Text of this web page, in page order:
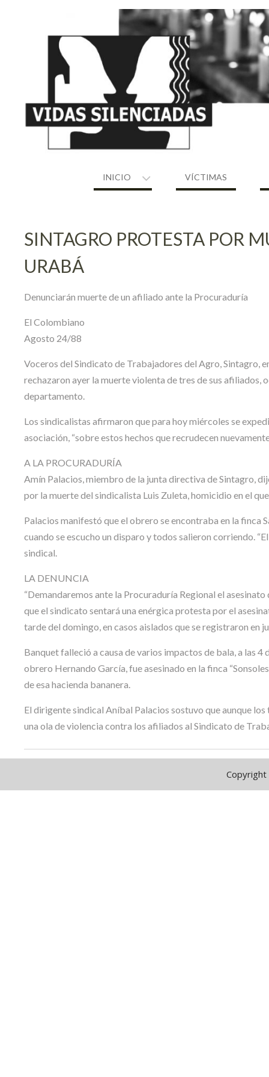
INICIO VÍCTIMAS
SINTAGRO PROTESTA POR
URABÁ
Denunciarán muerte de un afiliado ante la Procuraduría
El Colombiano
Agosto 24/88
Voceros del Sindicato de Trabajadores del Agro, Sintagro,
rechazaron ayer la muerte violenta de tres de sus afiliados,
departamento.
Los sindicalistas afirmaron que para hoy miércoles se
asociación, “sobre estos hechos que recrudecen
A LA PROCURADURÍA
Amín Palacios, miembro de la junta directiva de Sintagro,
por la muerte del sindicalista Luis Zuleta, homicidio en el
Palacios manifestó que el obrero se encontraba en la finca
cuando se escucho un disparo y todos salieron corriendo.
sindical.
LA DENUNCIA
“Demandaremos ante la Procuraduría Regional el
que el sindicato sentará una enérgica protesta por el
tarde del domingo, en casos aislados que se registraron en
Banquet falleció a causa de varios impactos de bala, a las
obrero Hernando García, fue asesinado en la finca
de esa hacienda bananera.
El dirigente sindical Aníbal Palacios sostuvo que aunque
una ola de violencia contra los afiliados al Sindicato de
Copyright